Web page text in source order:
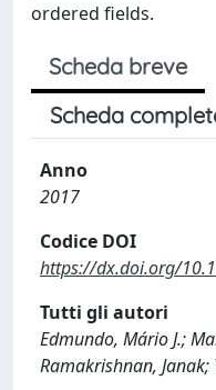
ordered fields.
Scheda breve
Scheda
Anno
2017
Codice DOI
https://dx.doi.org/
Tutti gli autori
Edmundo, Mário J.;
Ramakrishnan, Janak;